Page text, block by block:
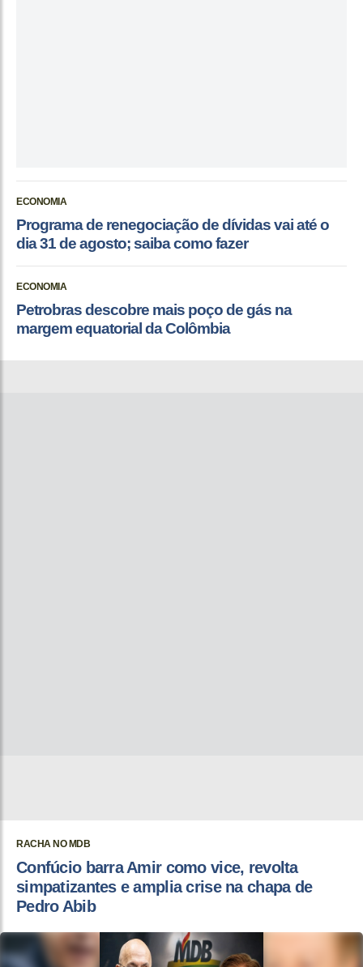
ECONOMIA
Programa de renegociação de dívidas vai até o
dia 31 de agosto; saiba como fazer
ECONOMIA
Petrobras descobre mais poço de gás na
margem equatorial da Colômbia
RACHA NO MDB
Confúcio barra Amir como vice, revolta
simpatizantes e amplia crise na chapa de
Pedro Abib